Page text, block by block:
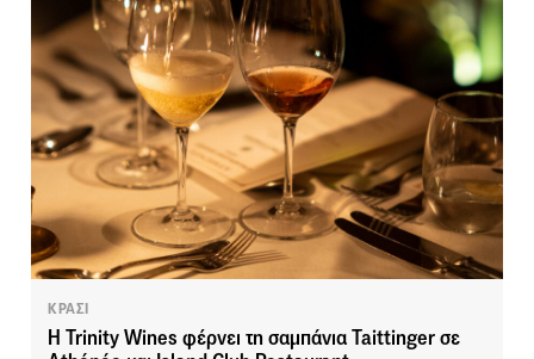
ΚΡΑΣΙ
Η Trinity Wines φέρνει τη σαμπάνια Taittinger σε